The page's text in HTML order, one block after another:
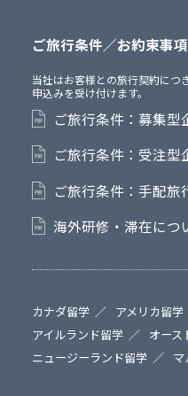
ご旅行条件／お約束事
当社はお客様との旅行契約につ
申込みを受け付けます。
ご旅行条件：募集型
ご旅行条件：受注型
ご旅行条件：手配旅
海外研修・滞在につ
カナダ留学 アメリカ留学
アイルランド留学
オース
ニュージーランド留学
マ